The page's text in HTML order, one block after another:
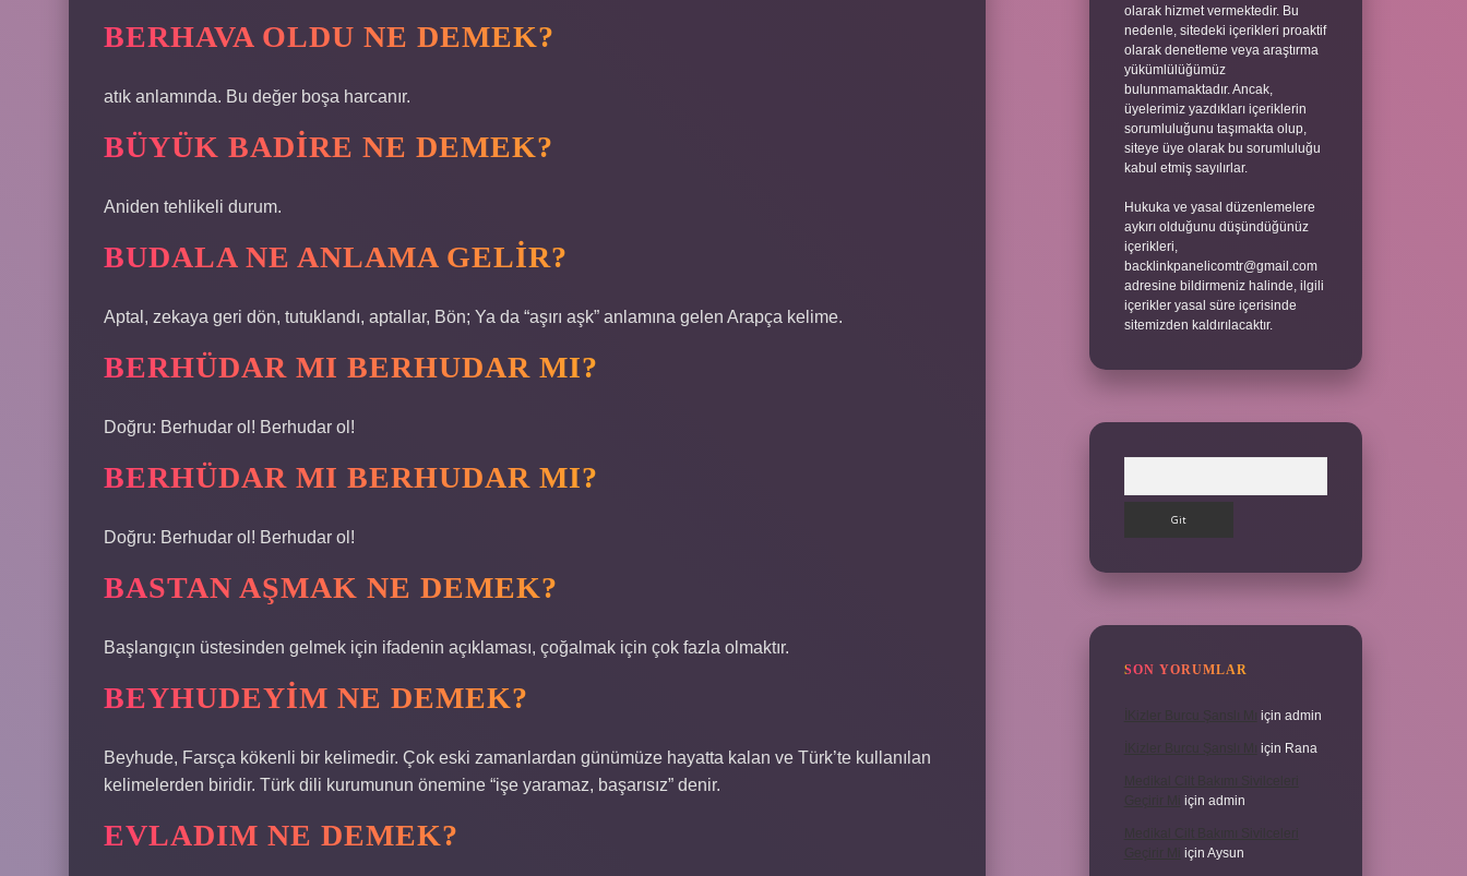
BERHAVA OLDU NE DEMEK?
atık anlamında. Bu değer boşa harcanır.
BÜYÜK BADIRE NE DEMEK?
Aniden tehlikeli durum.
BUDALA NE ANLAMA GELIR?
Aptal, zekaya geri dön, tutuklandı, aptallar, Bön; Ya da “aşırı aşk” anlamına gelen Arapça kelime.
BERHÜDAR MI BERHUDAR MI?
Doğru: Berhudar ol! Berhudar ol!
BERHÜDAR MI BERHUDAR MI?
Doğru: Berhudar ol! Berhudar ol!
BASTAN AŞMAK NE DEMEK?
Başlangıçın üstesinden gelmek için ifadenin açıklaması, çoğalmak için çok fazla olmaktır.
BEYHUDEYIM NE DEMEK?
Beyhude, Farsça kökenli bir kelimedir. Çok eski zamanlardan günümüze hayatta kalan ve Türk’te kullanılan
kelimelerden biridir. Türk dili kurumunun önemine “işe yaramaz, başarısız” denir.
EVLADIM NE DEMEK?
olarak hizmet vermektedir. Bu
nedenle, sitedeki içerikleri proaktif
olarak denetleme veya araştırma
yükümlülüğümüz
bulunmamaktadır. Ancak,
üyelerimiz yazdıkları içeriklerin
sorumluluğunu taşımakta olup,
siteye üye olarak bu sorumluluğu
kabul etmiş sayılırlar.
Hukuka ve yasal düzenlemelere
aykırı olduğunu düşündüğünüz
içerikleri,
backlinkpanelicomtr@gmail.com
adresine bildirmeniz halinde, ilgili
içerikler yasal süre içerisinde
sitemizden kaldırılacaktır.
SON YORUMLAR
için admin
için Rana
için admin
için Aysun